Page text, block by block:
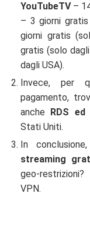
YouTubeTV–
– 3 giorni gratis
giorni gratis
gratis (solo
dagli USA).
Invece, per
pagamento,
anche RDS ed
Stati Uniti.
In conclusione,
streaming
geo-
VPN.